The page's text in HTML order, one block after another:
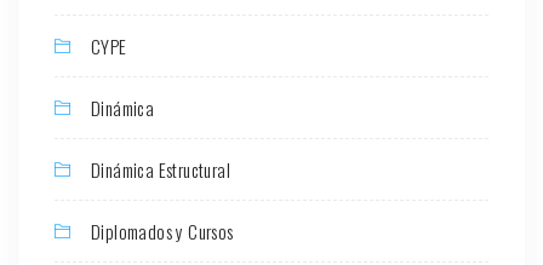
CYPE
Dinámica
Dinámica Estructural
Diplomados y Cursos